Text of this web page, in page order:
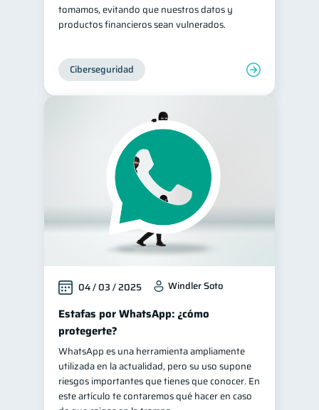
tomamos, evitando que nuestros datos y
productos financieros sean vulnerados.
Ciberseguridad
04 / 03 / 2025 Windler Soto
Estafas por WhatsApp: ¿cómo
protegerte?
WhatsApp es una herramienta ampliamente
utilizada en la actualidad, pero su uso supone
riesgos importantes que tienes que conocer. En
este artículo te contaremos qué hacer en caso